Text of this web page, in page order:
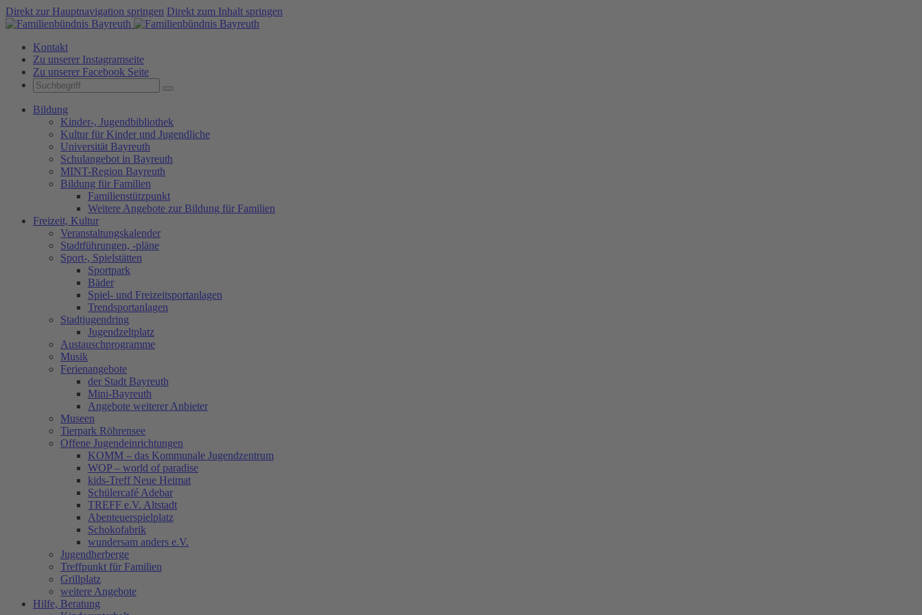
Direkt zur Hauptnavigation springen Direkt zum Inhalt springen
Kontakt
Zu unserer Instagramseite
Zu unserer Facebook Seite
Bildung
Kinder-, Jugendbibliothek
Kultur für Kinder und Jugendliche
Universität Bayreuth
Schulangebot in Bayreuth
MINT-Region Bayreuth
Bildung für Familien
Familienstützpunkt
Weitere Angebote zur Bildung für Familien
Freizeit, Kultur
Veranstaltungskalender
Stadtführungen, -pläne
Sport-, Spielstätten
Sportpark
Bäder
Spiel- und Freizeitsportanlagen
Trendsportanlagen
Stadtjugendring
Jugendzeltplatz
Austauschprogramme
Musik
Ferienangebote
der Stadt Bayreuth
Mini-Bayreuth
Angebote weiterer Anbieter
Museen
Tierpark Röhrensee
Offene Jugendeinrichtungen
KOMM – das Kommunale Jugendzentrum
WOP – world of paradise
kids-Treff Neue Heimat
Schülercafé Adebar
TREFF e.V. Altstadt
Abenteuerspielplatz
Schokofabrik
wundersam anders e.V.
Jugendherberge
Treffpunkt für Familien
Grillplatz
weitere Angebote
Hilfe, Beratung